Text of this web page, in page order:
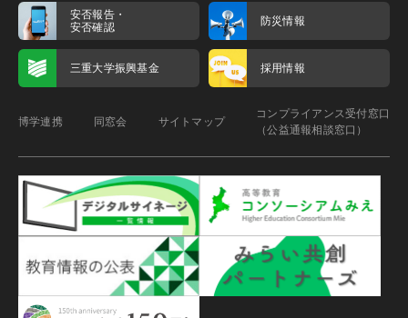
安否報告・
安否確認
防災情報
三重大学振興基金 採用情報
博学連携 同窓会 サイトマップ
コンプライアンス受付窓口
（公益通報相談窓口）